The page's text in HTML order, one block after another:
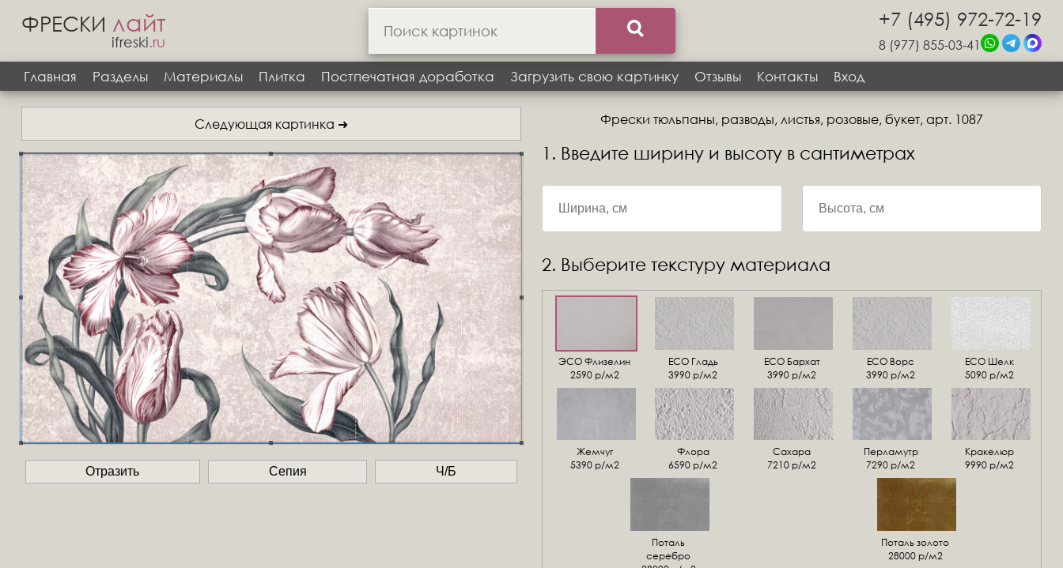
ФРЕСКИ лайт
ifreski.ru
+7 (495) 972-72-19
8 (977) 855-03-41
Главная
Разделы Материалы Плитка Постпечатная доработка Загрузить свою картинку Отзывы Контакты Вход
Следующая картинка ➜
Отразить Сепия Ч/Б
Фрески тюльпаны, разводы, листья, розовые, букет, арт. 1087
1. Введите ширину и высоту в сантиметрах
2. Выберите текстуру материала
ЭСО Флизелин
2590 р/м2
ЕСО Гладь
3990 р/м2
ECO Бархат
3990 р/м2
ЕСО Ворс
3990 р/м2
ЕСО Шелк
5090 р/м2
Жемчуг
5390 р/м2
Флора
6590 р/м2
Сахара
7210 р/м2
Перламутр
7290 р/м2
Кракелюр
9990 р/м2
Поталь
серебро
Поталь золото
28000 р/м2